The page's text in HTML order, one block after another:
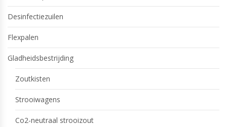
Desinfectiezuilen
Flexpalen
Gladheidsbestrijding
Zoutkisten
Strooiwagens
Co2-neutraal strooizout